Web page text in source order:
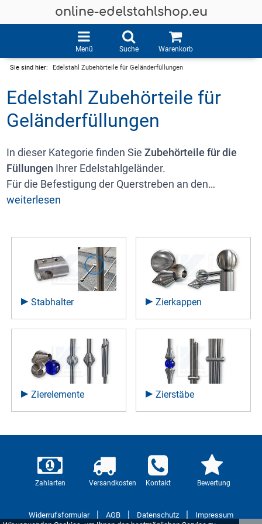
online-edelstahlshop.eu
Menü Suche Warenkorb
Sie sind hier: Edelstahl Zubehörteile für Geländerfüllungen
Edelstahl Zubehörteile für
Geländerfüllungen
In dieser Kategorie finden SieZubehörteile für die
Füllungen Ihrer Edelstahlgeländer.
Für die Befestigung der Querstreben an den
Geländerpfosten bieten wir Ihnen
Für die optische Verzierung der Streben-Enden sind
passendeEndstückein Form von Stabkappen
erhältlich. Auf den Enden der Pfosten können Sie
beispielsweise Edelstahlkugeln in verschiedenen
Passend dazu entdecken Sie in der Kategorie
Zierelementemassive Zierhülsen und weitere
hochwertige Schmuckelemente, wie Glaskugeln mit
Bohrung oder kegelförmige massive Zierteile.
In der Kategorie
finden Sie vorgefertigte
individuellen Zierstäbe unter Verwendung von
Rundmaterial-Zuschnitten selbst zu montieren.
weiterlesen
Stabhalter Zierkappen
Zierelemente Zierstäbe
Zahlarten Versandkosten Kontakt Bewertung
Widerrufsformular | AGB | Datenschutz |
Impressum